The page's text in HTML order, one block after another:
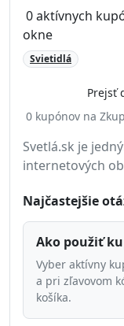
0 aktívnych
okne
Svietidlá
Prejsť
0 kupónov na
Svetlá.sk je
internetových
Najčastejšie
Ako použiť
Vyber aktívny
a pri zľavovom
košíka.